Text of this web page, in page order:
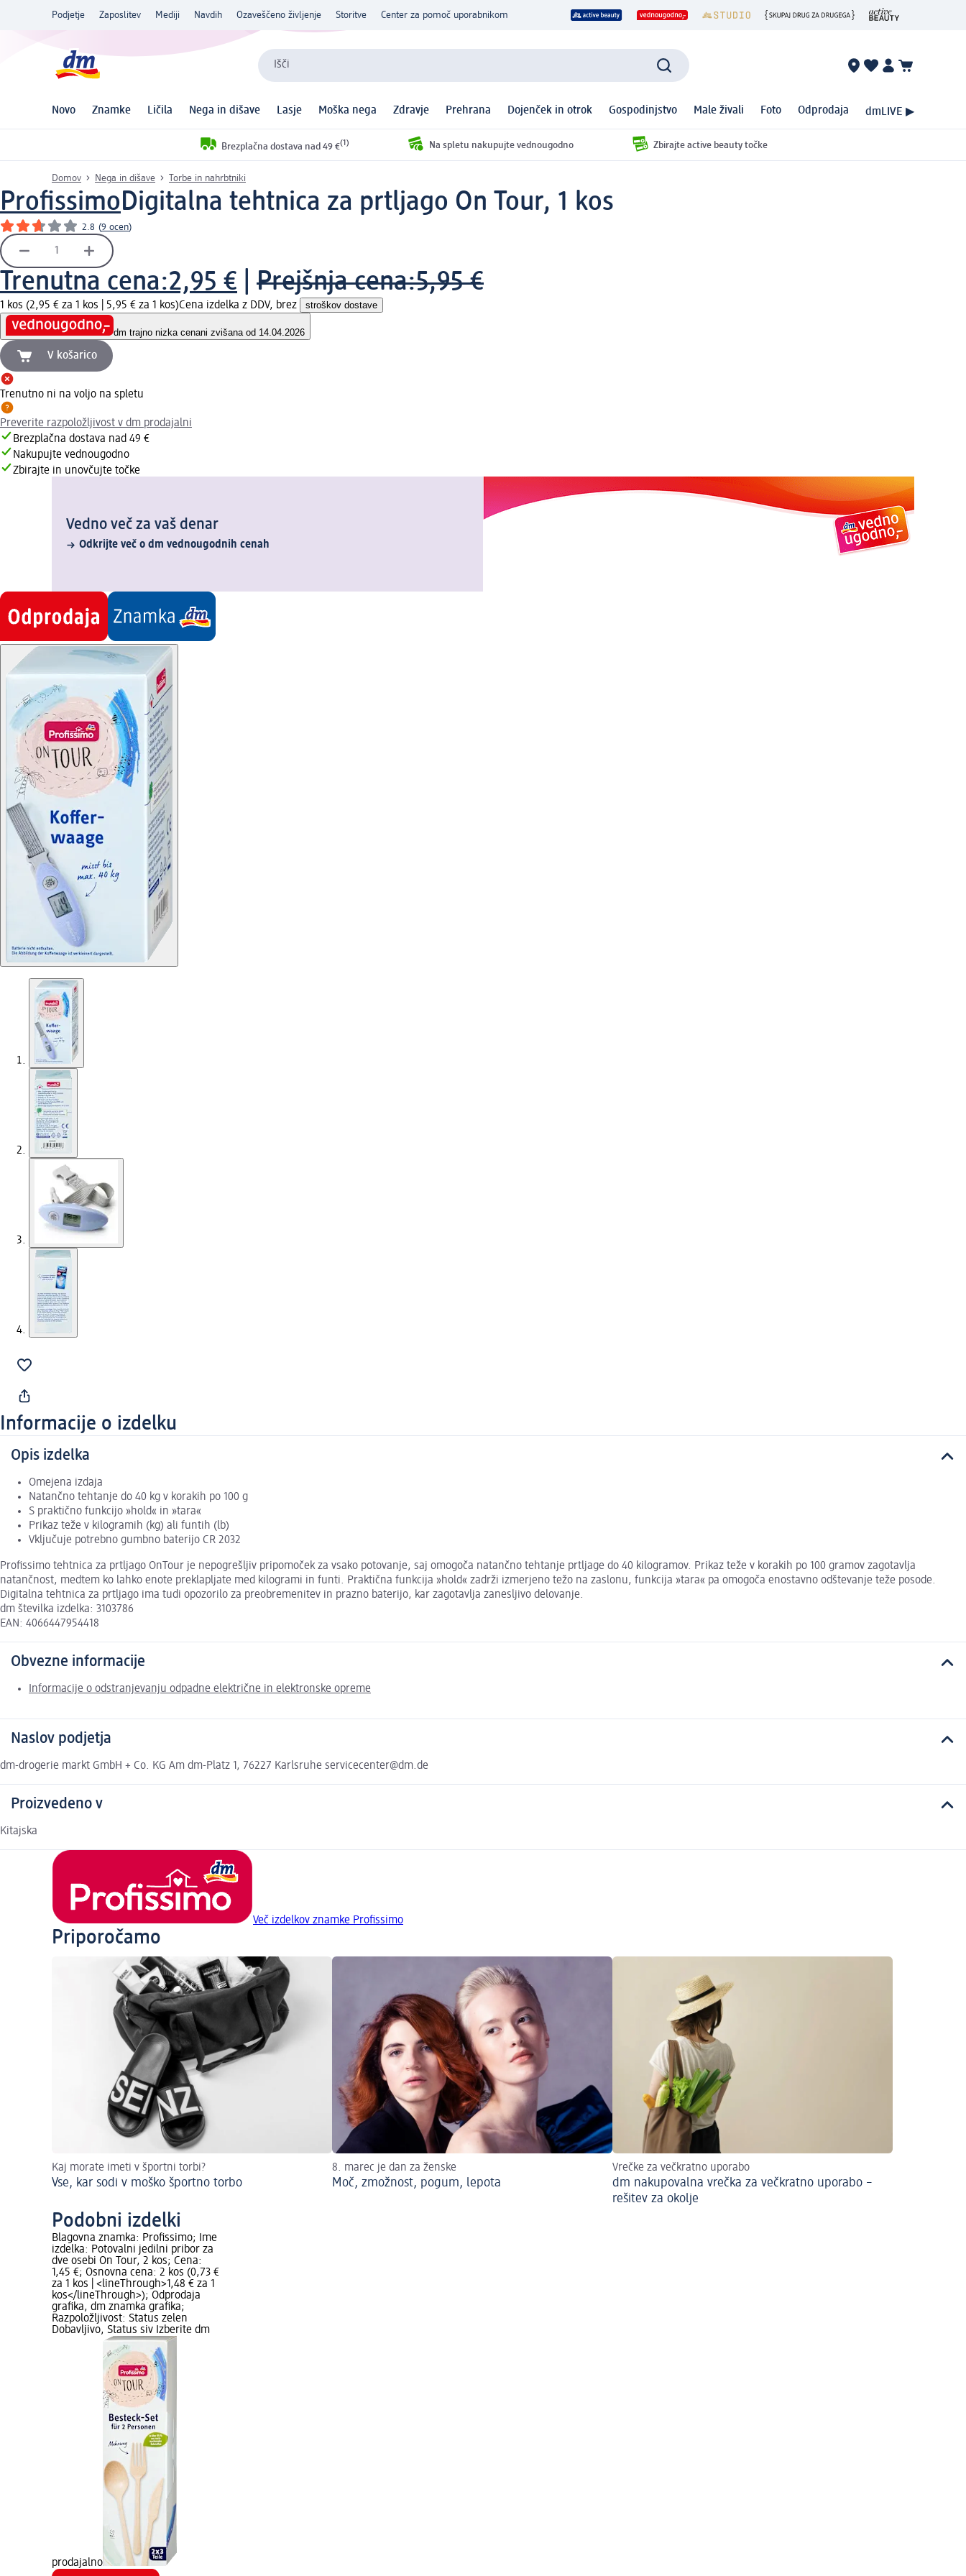
Podjetje Zaposlitev Mediji Navdih Ozaveščeno življenje Storitve Center za pomoč uporabnikom
Išči
Novo Znamke Ličila Nega in dišave Lasje Moška nega Zdravje Prehrana Dojenček in otrok Gospodinjstvo Male živali Foto Odprodaja dmLIVE ▶
Brezplačna dostava nad 49 €(1) Na spletu nakupujte vednougodno Zbirajte active beauty točke
Domov Nega in dišave Torbe in nahrbtniki
ProfissimoDigitalna tehtnica za prtljago On Tour, 1 kos
2.8 (9 ocen)
Trenutna cena:2,95 € Prejšnja cena:5,95 €
1 kos (2,95 € za 1 kos | 5,95 € za 1 kos)Cena izdelka z DDV, brez stroškov dostave
dm trajno nizka cenani zvišana od 14.04.2026
V košarico
Trenutno ni na voljo na spletu
Preverite razpoložljivost v dm prodajalni
Brezplačna dostava nad 49 €
Nakupujte vednougodno
Zbirajte in unovčujte točke
Vedno več za vaš denar
Odkrijte več o dm vednougodnih cenah
Informacije o izdelku
Opis izdelka
Omejena izdaja
Natančno tehtanje do 40 kg v korakih po 100 g
S praktično funkcijo »hold« in »tara«
Prikaz teže v kilogramih (kg) ali funtih (lb)
Vključuje potrebno gumbno baterijo CR 2032
Profissimo tehtnica za prtljago OnTour je nepogrešljiv pripomoček za vsako potovanje, saj omogoča natančno tehtanje prtljage do 40 kilogramov. Prikaz teže v korakih po 100 gramov zagotavlja
natančnost, medtem ko lahko enote preklapljate med kilogrami in funti. Praktična funkcija »hold« zadrži izmerjeno težo na zaslonu, funkcija »tara« pa omogoča enostavno odštevanje teže posode.
Digitalna tehtnica za prtljago ima tudi opozorilo za preobremenitev in prazno baterijo, kar zagotavlja zanesljivo delovanje.
dm številka izdelka: 3103786
EAN: 4066447954418
Obvezne informacije
Informacije o odstranjevanju odpadne električne in elektronske opreme
Naslov podjetja
dm-drogerie markt GmbH + Co. KG Am dm-Platz 1, 76227 Karlsruhe servicecenter@dm.de
Proizvedeno v
Kitajska
Več izdelkov znamke Profissimo
Priporočamo
Kaj morate imeti v športni torbi?
Vse, kar sodi v moško športno torbo
8. marec je dan za ženske
Moč, zmožnost, pogum, lepota
Vrečke za večkratno uporabo
dm nakupovalna vrečka za večkratno uporabo –
rešitev za okolje
Podobni izdelki
Blagovna znamka: Profissimo; Ime
izdelka: Potovalni jedilni pribor za
dve osebi On Tour, 2 kos; Cena:
1,45 €; Osnovna cena: 2 kos (0,73 €
za 1 kos | <lineThrough>1,48 € za 1
kos</lineThrough>); Odprodaja
grafika, dm znamka grafika;
Razpoložljivost: Status zelen
Dobavljivo, Status siv Izberite dm
prodajalno